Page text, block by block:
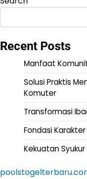
Recent Posts
Manfaat
Solusi Praktis
Komuter
Transformasi
Fondasi
Kekuatan